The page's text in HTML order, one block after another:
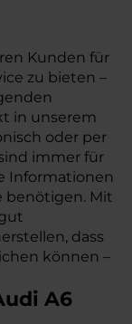
Kunden für
zu bieten –
in unserem
oder per
immer für
Informationen
benötigen. Mit
dass
können –
A6